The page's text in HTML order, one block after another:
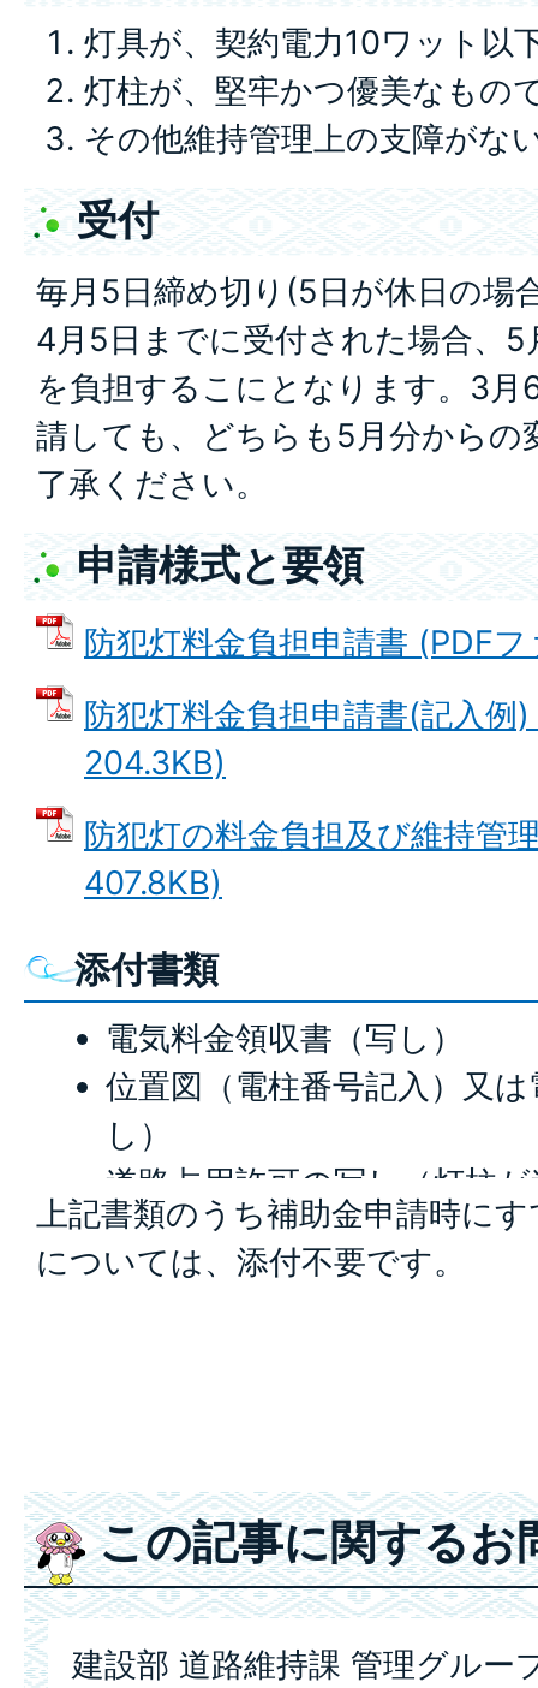
灯具が、契約電力10ワット以
灯柱が、堅牢かつ優美なもの
その他維持管理上の支障がな
受付
毎月5日締め切り(5日が休日の場
4月5日までに受付された場合、5
を負担するこにとなります。3
請しても、どちらも5月分からの
了承ください。
申請様式と要領
防犯灯料金負担申請書 (PDF
防犯灯料金負担申請書(記入例
204.3KB)
防犯灯の料金負担及び維持管
407.8KB)
添付書類
電気料金領収書（写し）
位置図（電柱番号記入）又
し）
道路占用許可の写し（灯柱
る場合）
土地の所有者の承諾書（灯
上記書類のうち補助金申請時に
については、添付不要です。
この記事に関するお
建設部 道路維持課 管理グルー